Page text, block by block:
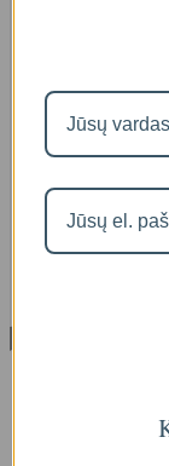
IŠMANAUS
Prekių
Apsipirkimo